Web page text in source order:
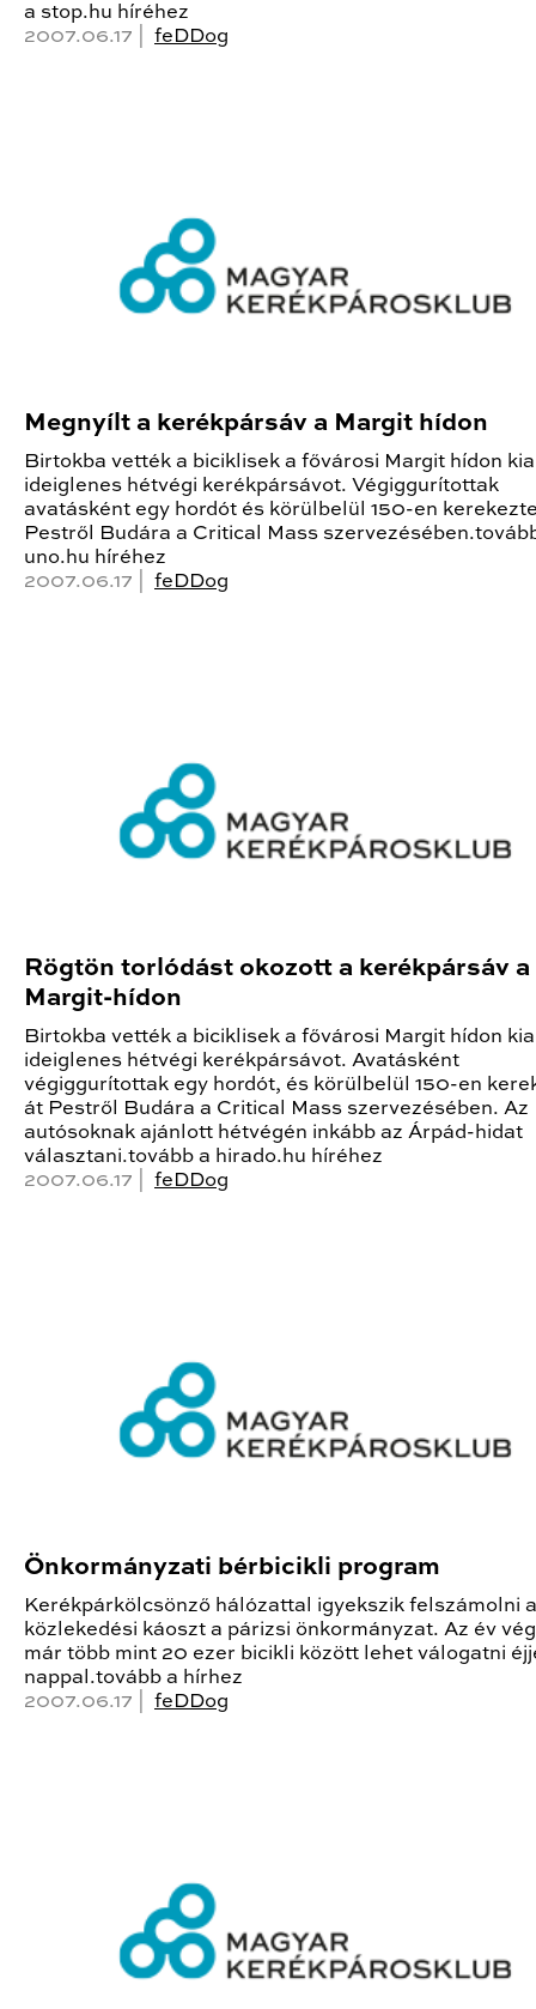
a stop.hu híréhez
2007.06.17 | feDDog
Megnyílt a kerékpársáv a Margit hídon
Birtokba vették a biciklisek a fővárosi Margit hídon
ideiglenes hétvégi kerékpársávot. Végiggurítottak
avatásként egy hordót és körülbelül 150-en
Pestről Budára a Critical Mass
uno.hu híréhez
2007.06.17 | feDDog
Rögtön torlódást okozott a kerékpársáv a
Margit-hídon
Birtokba vették a biciklisek a fővárosi Margit hídon
ideiglenes hétvégi kerékpársávot. Avatásként
végiggurítottak egy hordót, és körülbelül 150-en
át Pestről Budára a Critical Mass szervezésében. Az
autósoknak ajánlott hétvégén inkább az Árpád-hidat
választani.tovább a hirado.hu híréhez
2007.06.17 | feDDog
Önkormányzati bérbicikli program
Kerékpárkölcsönző hálózattal igyekszik felszámolni a
közlekedési káoszt a párizsi önkormányzat. Az év
már több mint 20 ezer bicikli között lehet válogatni
nappal.tovább a hírhez
2007.06.17 | feDDog